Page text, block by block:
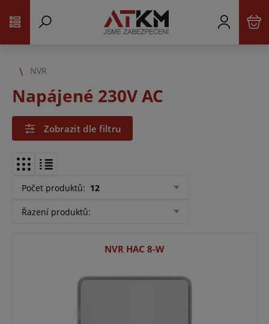
NVR
Napájené 230V AC
Zobrazit dle filtru
Počet produktů: 12
Řazení produktů:
NVR HAC 8-W